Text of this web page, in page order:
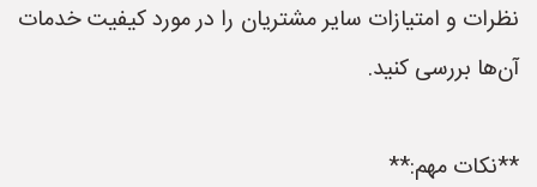
نظرات و امتیازات سایر مشتریان را در مورد کیفیت خدمات
آن‌ها بررسی کنید.
**نکات مهم:**